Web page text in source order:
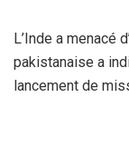
L’Inde a menacé
pakistanaise a
lancement de